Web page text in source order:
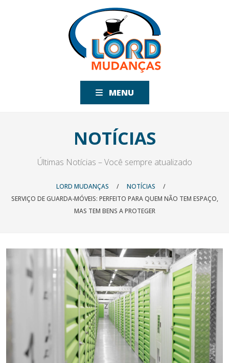
MENU
NOTÍCIAS
Últimas Notícias – Você sempre atualizado
LORD MUDANÇAS / NOTÍCIAS
/
SERVIÇO DE GUARDA-MÓVEIS: PERFEITO PARA QUEM NÃO TEM ESPAÇO,
MAS TEM BENS A PROTEGER